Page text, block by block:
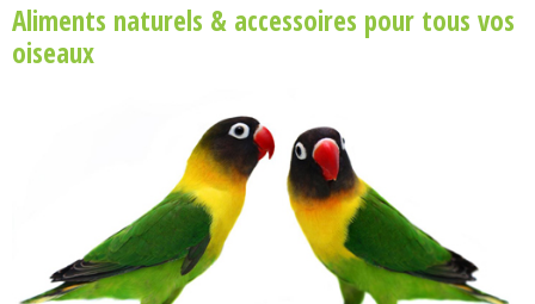
Aliments naturels & accessoires pour tous vos
oiseaux